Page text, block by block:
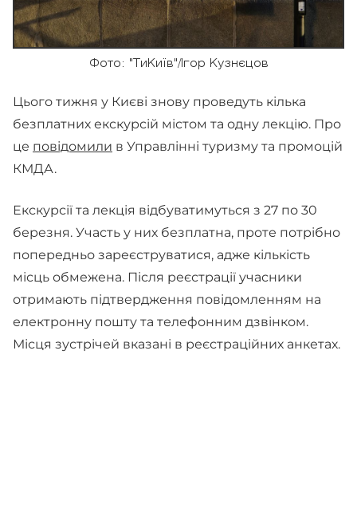
Фото: "ТиКиїв"/Ігор Кузнєцов
Цього тижня у Києві знову проведуть кілька
безплатних екскурсій містом та одну лекцію. Про
це повідомили в Управлінні туризму та промоцій
КМДА.
Екскурсії та лекція відбуватимуться з 27 по 30
березня. Участь у них безплатна, проте потрібно
попередньо зареєструватися, адже кількість
місць обмежена. Після реєстрації учасники
отримають підтвердження повідомленням на
електронну пошту та телефонним дзвінком.
Місця зустрічей вказані в реєстраційних анкетах.